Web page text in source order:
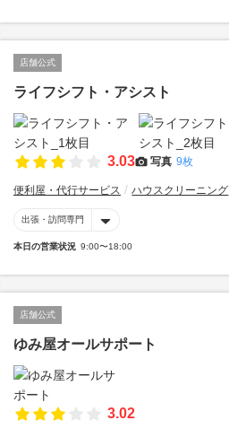
店舗公式
ライフシフト・アシスト
3.03 写真 9枚
便利屋・代行サービス ハウスクリーニング
出張・訪問専門
本日の営業状況 9:00〜18:00
店舗公式
ゆみ屋オールサポート
3.02